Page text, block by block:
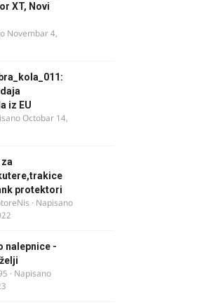
XT, Novi
Novembar 4,
iz EU
Octobar 14,
protektori
· Napisano
nalepnice -
· Napisano